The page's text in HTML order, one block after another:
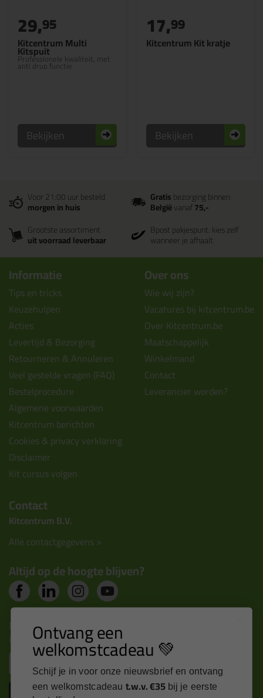
Kitcentrum Multi
Kitspuit
Professionele kwaliteit, met
anti drup functie
29,95
Bekijken
Kitcentrum Kit kratje
17,99
Bekijken
Voor 21:00 uur besteld
morgen in huis
Gratisbezorging binnen
Belgiëvanaf75,-
Grootste assortiment
uit voorraad leverbaar
Bpost pakjespunt: kies zelf
wanneer je afhaalt
Informatie
Tips en tricks
Keuzehulpen
Acties
Levertijd & Bezorging
Retourneren & Annuleren
Veel gestelde vragen (FAQ)
Bestelprocedure
Algemene voorwaarden
Kitcentrum berichten
Cookies & privacy verklaring
Disclaimer
Kit cursus volgen
Over ons
Wie wij zijn?
Vacatures bij kitcentrum.be
Over Kitcentrum.be
Maatschappelijk
Winkelmand
Contact
Leverancier worden?
Contact
Kitcentrum B.V.
Alle contactgegevens >
Altijd op de hoogte blijven?
Nieuws, tips en exclusieve deals rechtstreeks in je
inbox
Inschrijven
Ontvang een
welkomstcadeau 💚
Schijf je in voor onze nieuwsbrief en ontvang
een welkomstcadeau t.w.v. €35 bij je eerste